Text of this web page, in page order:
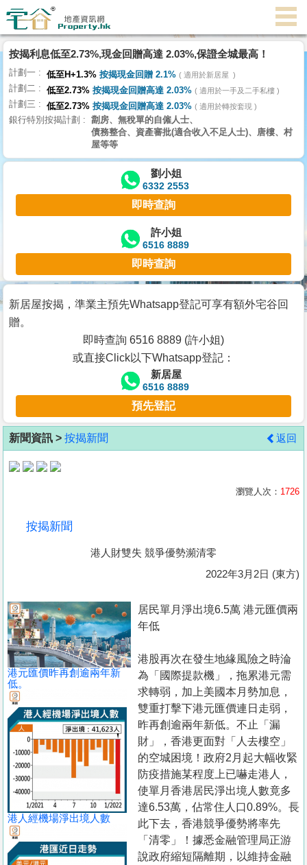
代
理
主
頁
搵
樓/
交
業
主
宅
谷
按
客
地
產
置
業
手
冊
關
於
我
們
按揭利息低至2.73%,現金回贈高達 2.03%,保證全城最高！
計劃一 低至H+1.3% 按揭現金回贈 2.1% 適用於新居屋
計劃二 低至2.73% 按揭現金回贈高達 2.03% 適用於一手及二手私樓
計劃三 低至2.73% 按揭現金回贈高達 2.03% 適用於轉按套現
銀行特別按揭計劃
劏房、無稅單的自僱人士、
債務整合、資產審批(適合收入不足人士)、唐樓、村
屋等等
劉小姐
6332 2553
即時查詢
許小姐
6516 8889
即時查詢
新居屋按揭，準業主預先Whatsapp登記可享有額外宅谷回
贈。
即時查詢 6516 8889 (許小姐)
或直接Click以下Whatsapp登記：
新居屋
6516 8889
預先登記
新聞資訊 > 按揭新聞 返回
瀏覽人次： 1726
按揭新聞
港人財雙失 競爭優勢瀕清零
2022年3月2日 (東方)
港元匯價昨再創逾兩年新
低。
港人經機場淨出境人數
居民單月淨出境6.5萬 港元匯價兩
年低
港股再次在發生地緣風險之時淪
為「國際提款機」，拖累港元需
求轉弱，加上美國本月勢加息，
雙重打擊下港元匯價連日走弱，
昨再創逾兩年新低。不止「漏
財」，香港更面對「人去樓空」
的空城困境！政府2月起大幅收緊
防疫措施某程度上已嚇走港人，
使單月香港居民淨出境人數竟多
達6.53萬，佔常住人口0.89%。長
此下去，香港競爭優勢將率先
「清零」！據悉金融管理局正游
說政府縮短隔離期，以維持金融